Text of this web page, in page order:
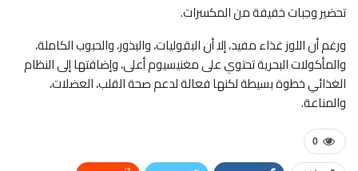
تحضير وجبات خفيفة من المكسرات.
ورغم أن اللوز غذاء مفيد، إلا أن البقوليات، والبذور، والحبوب الكاملة،
والمأكولات البحرية تحتوي على مغنيسيوم أعلى، وإضافتها إلى النظام
الغذائي خطوة بسيطة لكنها فعالة لدعم صحة القلب، العضلات،
والمناعة.
0